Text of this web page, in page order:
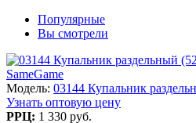
Популярные
Вы смотрели
SameGame
Модель: 03144 Купальник
Узнать оптовую цену
РРЦ: 1 330 руб.